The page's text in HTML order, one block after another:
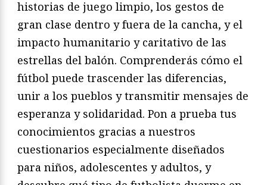
historias de juego limpio, los gestos de
gran clase dentro y fuera de la cancha, y el
impacto humanitario y caritativo de las
estrellas del balón. Comprenderás cómo el
fútbol puede trascender las diferencias,
unir a los pueblos y transmitir mensajes de
esperanza y solidaridad. Pon a prueba tus
conocimientos gracias a nuestros
cuestionarios especialmente diseñados
para niños, adolescentes y adultos, y